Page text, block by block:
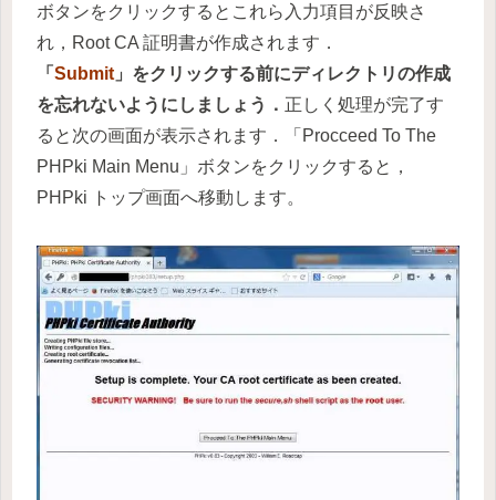
ボタンをクリックするとこれら入力項目が反映さ
れ，Root CA 証明書が作成されます．
「 Submit 」をクリックする前にディレクトリの作成
を忘れないようにしましょう． 正しく処理が完了す
ると次の画面が表示されます．「Procceed To The
PHPki Main Menu」ボタンをクリックすると，
PHPki トップ画面へ移動します。